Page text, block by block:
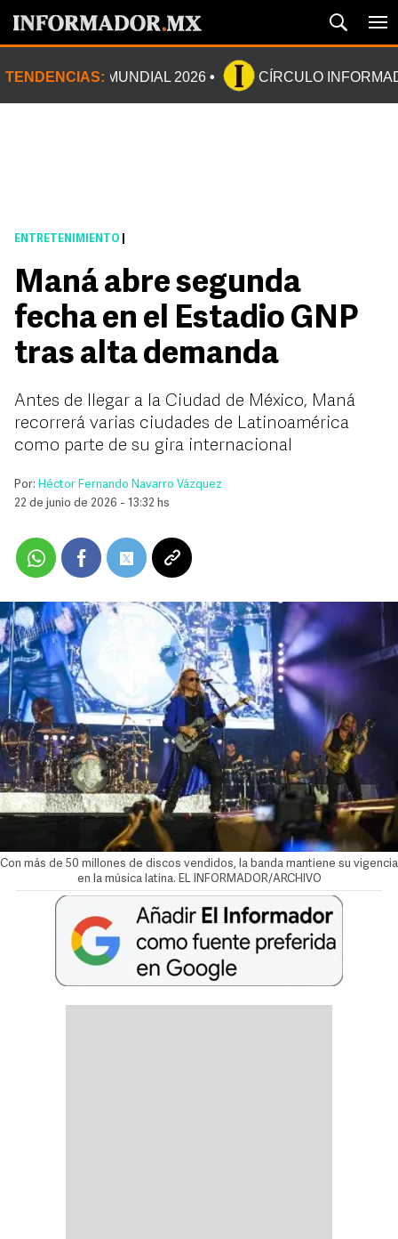
TENDENCIAS: MUNDIAL 2026 CÍRCULO
ENTRETENIMIENTO
Maná abre segunda
fecha en el Estadio GNP
tras alta demanda
Antes de llegar a la Ciudad de México, Maná
recorrerá varias ciudades de Latinoamérica
como parte de su gira internacional
Por: Héctor Fernando Navarro Vázquez
22 de junio de 2026 - 13:32 hs
Con más de 50 millones de discos vendidos, la banda mantiene su vigencia
en la música latina. EL INFORMADOR/ARCHIVO